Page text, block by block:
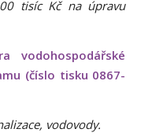
tisíc Kč na úpravu
vodohospodářské
(číslo tisku 0867-
vodovody.